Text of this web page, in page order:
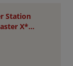
Station
X*